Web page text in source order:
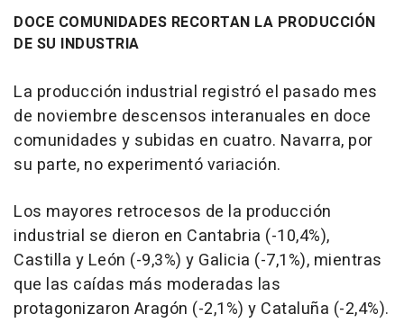
DOCE COMUNIDADES RECORTAN LA PRODUCCIÓN
DE SU INDUSTRIA
La producción industrial registró el pasado mes
de noviembre descensos interanuales en doce
comunidades y subidas en cuatro. Navarra, por
su parte, no experimentó variación.
Los mayores retrocesos de la producción
industrial se dieron en Cantabria (-10,4%),
Castilla y León (-9,3%) y Galicia (-7,1%), mientras
que las caídas más moderadas las
protagonizaron Aragón (-2,1%) y Cataluña (-2,4%).